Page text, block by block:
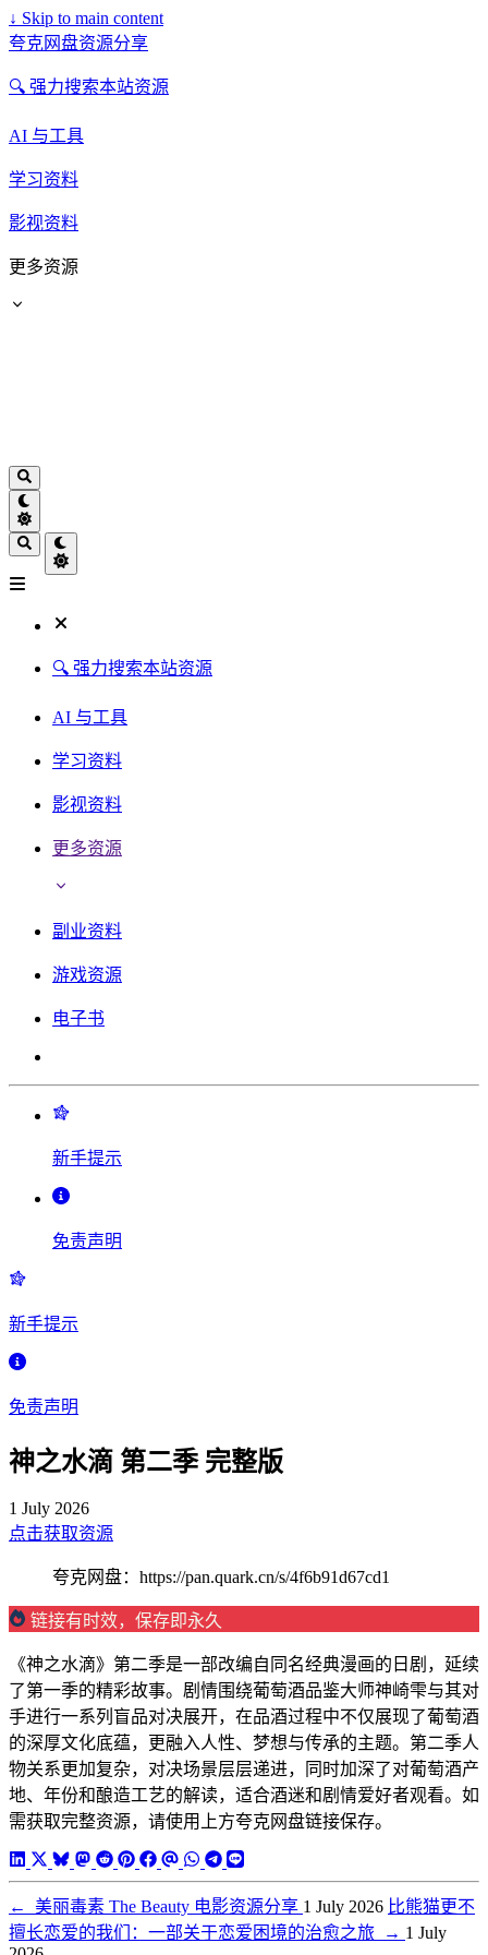
↓ Skip to main content
夸克网盘资源分享
🔍 强力搜索本站资源
AI 与工具
学习资料
影视资料
更多资源
🔍 强力搜索本站资源
AI 与工具
学习资料
影视资料
更多资源
副业资料
游戏资源
电子书
新手提示
免责声明
新手提示
免责声明
神之水滴 第二季 完整版
1 July 2026
点击获取资源
夸克网盘：https://pan.quark.cn/s/4f6b91d67cd1
链接有时效，保存即永久
《神之水滴》第二季是一部改编自同名经典漫画的日剧，延续
了第一季的精彩故事。剧情围绕葡萄酒品鉴大师神崎雫与其对
手进行一系列盲品对决展开，在品酒过程中不仅展现了葡萄酒
的深厚文化底蕴，更融入人性、梦想与传承的主题。第二季人
物关系更加复杂，对决场景层层递进，同时加深了对葡萄酒产
地、年份和酿造工艺的解读，适合酒迷和剧情爱好者观看。如
需获取完整资源，请使用上方夸克网盘链接保存。
← 美丽毒素 The Beauty 电影资源分享 1 July 2026 比熊猫更不
擅长恋爱的我们：一部关于恋爱困境的治愈之旅
→ 1 July